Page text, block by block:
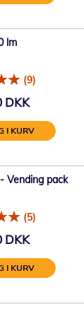
lm
(9)
DKK
I KURV
Vending pack
(5)
DKK
I KURV